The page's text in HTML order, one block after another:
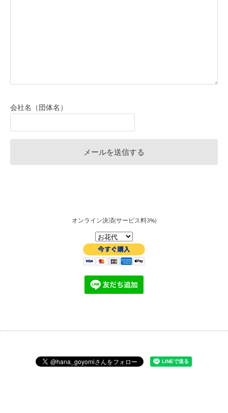
会社名（団体名）
オンライン決済(サービス料3%)